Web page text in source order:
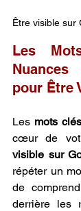
Être visible sur
Les
pour Être
Les mots
cœur de
visible sur
répéter un
de
derrière les